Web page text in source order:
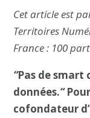
Cet article est
Territoires
France : 100
“Pas de smart
données.“
cofondateur